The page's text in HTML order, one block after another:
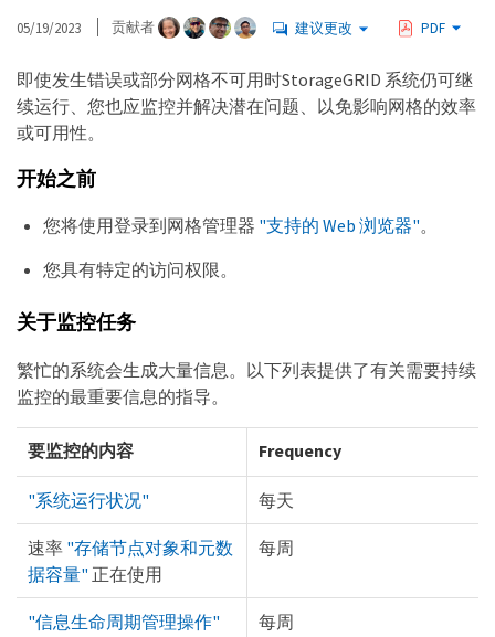
05/19/2023 贡献者 建议更改 PDF
即使发生错误或部分网格不可用时StorageGRID 系统仍可继
续运行、您也应监控并解决潜在问题、以免影响网格的效率
或可用性。
开始之前
您将使用登录到网格管理器 "支持的 Web 浏览器"。
您具有特定的访问权限。
关于监控任务
繁忙的系统会生成大量信息。以下列表提供了有关需要持续
监控的最重要信息的指导。
要监控的内容 Frequency
"系统运行状况" 每天
速率 "存储节点对象和元数
据容量" 正在使用
每周
"信息生命周期管理操作" 每周